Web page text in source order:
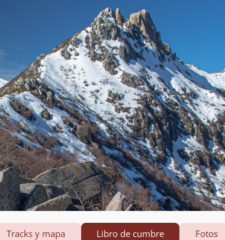
Tracks y mapa Libro de cumbre Fotos